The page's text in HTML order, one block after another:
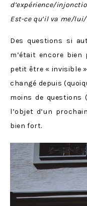
d’expérience/
Est-ce qu’il va me/
Des questions si
m’était encore
petit être « invisible
changé depuis
moins de questions
l’objet d’un
bien fort.